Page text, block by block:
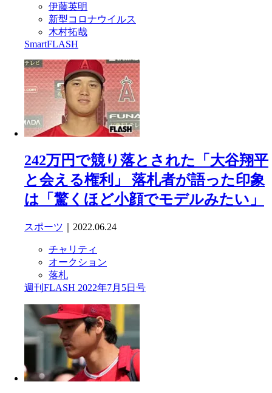
伊藤英明
新型コロナウイルス
木村拓哉
SmartFLASH
242万円で競り落とされた「大谷翔平
と会える権利」 落札者が語った印象
は「驚くほど小顔でモデルみたい」
スポーツ ｜2022.06.24
チャリティ
オークション
落札
週刊FLASH 2022年7月5日号